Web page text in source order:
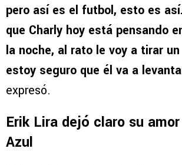
pero así es el futbol, esto es
que Charly hoy está pensando
la noche, al rato le voy a tirar
estoy seguro que él va a
expresó.
Erik Lira dejó claro su
Azul